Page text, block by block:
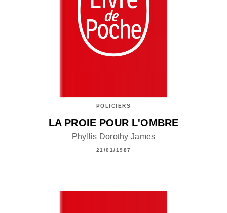
POLICIERS
LA PROIE POUR L'OMBRE
Phyllis Dorothy James
21/01/1987